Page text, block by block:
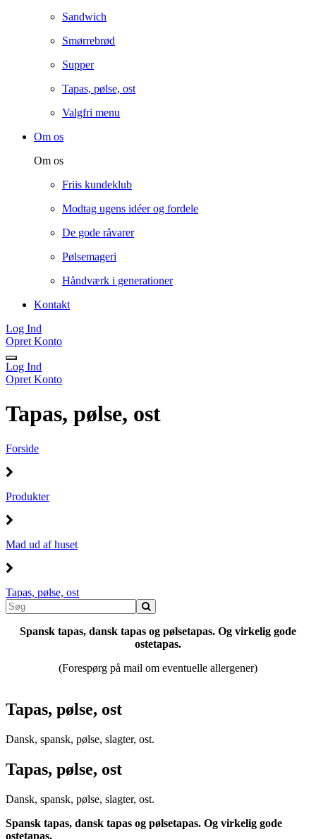
Sandwich
Smørrebrød
Supper
Tapas, pølse, ost
Valgfri menu
Om os
Om os
Friis kundeklub
Modtag ugens idéer og fordele
De gode råvarer
Pølsemageri
Håndværk i generationer
Kontakt
Log Ind
Opret Konto
Log Ind
Opret Konto
Tapas, pølse, ost
Forside
Produkter
Mad ud af huset
Tapas, pølse, ost
Spansk tapas, dansk tapas og pølsetapas. Og virkelig gode
ostetapas.
(Forespørg på mail om eventuelle allergener)
Tapas, pølse, ost
Dansk, spansk, pølse, slagter, ost.
Tapas, pølse, ost
Dansk, spansk, pølse, slagter, ost.
Spansk tapas, dansk tapas og pølsetapas. Og virkelig gode
ostetapas.